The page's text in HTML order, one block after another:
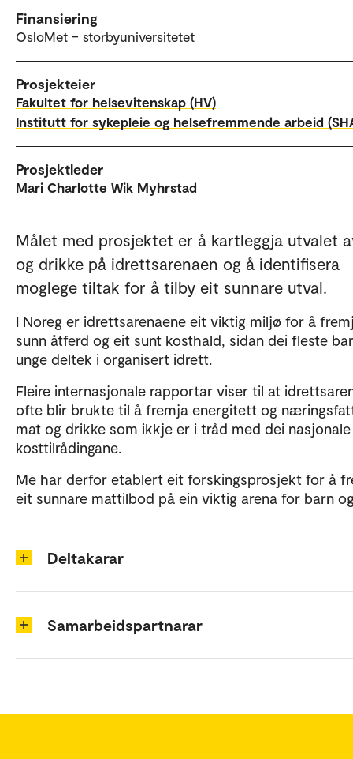
Finansiering
OsloMet – storbyuniversitetet
Prosjekteier
Fakultet for helsevitenskap (HV)
Institutt for sykepleie og helsefremmende arbeid
Prosjektleder
Mari Charlotte Wik Myhrstad
Målet med prosjektet er å kartleggja utvalet
og drikke på idrettsarenaen og å identifisera
moglege tiltak for å tilby eit sunnare utval.
I Noreg er idrettsarenaene eit viktig miljø for å
sunn åtferd og eit sunt kosthald, sidan dei fleste
unge deltek i organisert idrett.
Fleire internasjonale rapportar viser til at
ofte blir brukte til å fremja energitett og
mat og drikke som ikkje er i tråd med dei nasjonale
kosttilrådingane.
Me har derfor etablert eit forskingsprosjekt for å
eit sunnare mattilbod på ein viktig arena for barn
Deltakarar
Samarbeidspartnarar